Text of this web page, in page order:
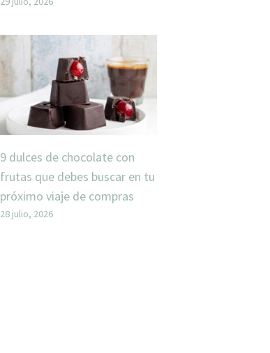
9 dulces de chocolate con
frutas que debes buscar en tu
próximo viaje de compras
28 julio, 2026